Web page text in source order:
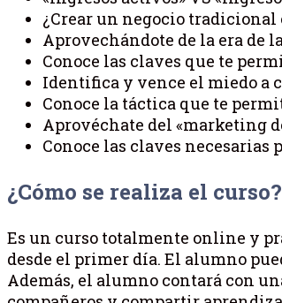
¿Crear un negocio
Aprovechándote de la era de
Conoce las claves que te
Identifica y vence el miedo a
Conoce la táctica que te
Aprovéchate del «marketing
Conoce las claves
¿Cómo se realiza el curso?
Es un curso totalmente online y
desde el primer día. El alumno
Además, el alumno contará con